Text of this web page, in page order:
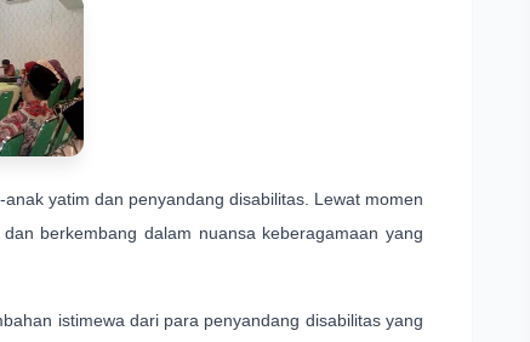
yatim dan penyandang disabilitas. Lewat momen
berkembang dalam nuansa keberagamaan yang
istimewa dari para penyandang disabilitas yang